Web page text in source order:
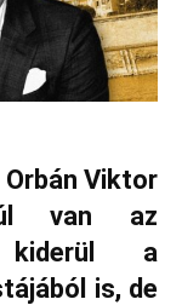
Viktor
van az
a
is, de